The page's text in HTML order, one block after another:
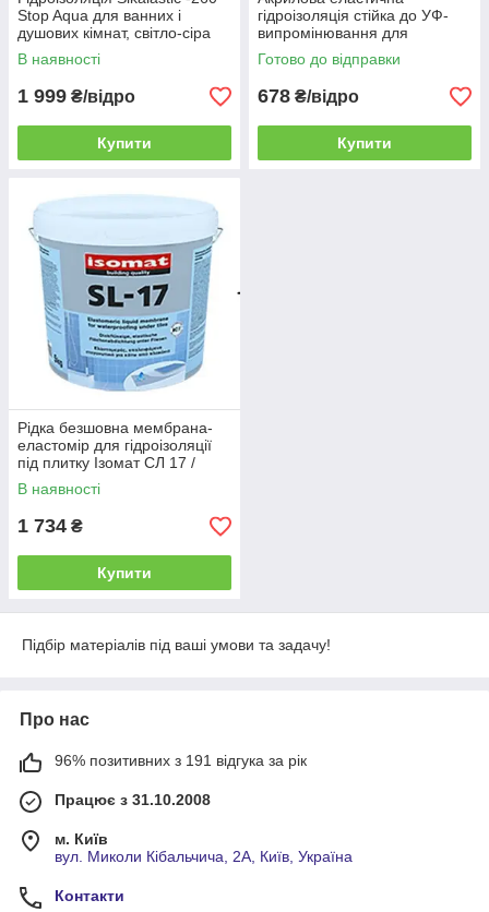
Stop Aqua для ванних і
душових кімнат, світло-сіра
В наявності
1 999 ₴/відро
Купити
гідроізоляція стійка до УФ-
випромінювання для
балконів та терас Teknomer
305/Текномер 305 уп.3 кг.
Готово до відправки
678 ₴/відро
Купити
Рідка безшовна мембрана-
еластомір для гідроізоляції
під плитку Ізомат СЛ 17 /
Isomat SL 17, 5 кг
В наявності
1 734 ₴
Купити
Підбір матеріалів під ваші умови та задачу!
Про нас
96% позитивних з 191 відгука за рік
Працює з 31.10.2008
м. Київ
вул. Миколи Кібальчича, 2А, Київ, Україна
Контакти